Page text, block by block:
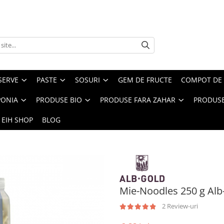
PASTE SOSURI GEM DE FRUCTE COMPOT DE
PRODUSE BIO PRODUSE FARA ZAHAR
SHOP BLOG
Mie-Noodles 250 g
2 Review-uri